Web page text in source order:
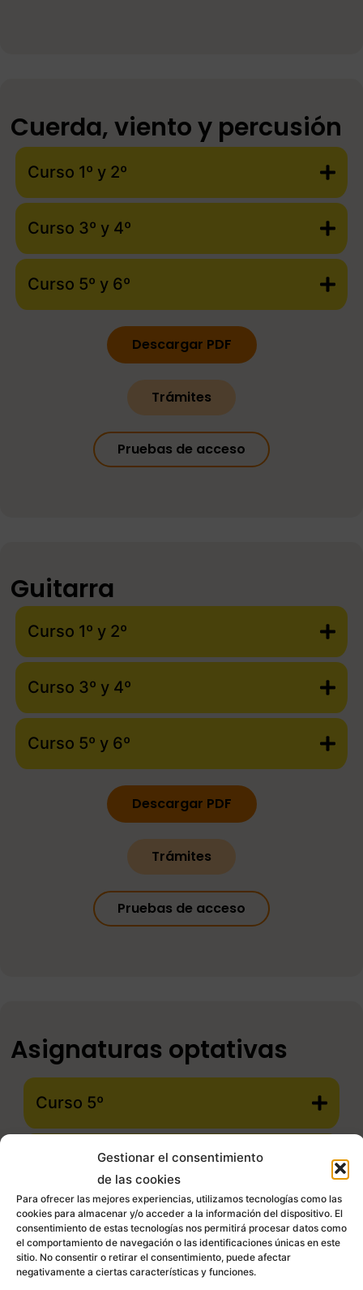
Gestionar el consentimiento
de las cookies
Para ofrecer las mejores experiencias, utilizamos tecnologías como las
cookies para almacenar y/o acceder a la información del dispositivo. El
consentimiento de estas tecnologías nos permitirá procesar datos como
el comportamiento de navegación o las identificaciones únicas en este
sitio. No consentir o retirar el consentimiento, puede afectar
negativamente a ciertas características y funciones.
Cuerda, viento y percusión
Curso 1º y 2º
Curso 3º y 4º
Curso 5º y 6º
Descargar PDF
Trámites
Pruebas de acceso
Guitarra
Curso 1º y 2º
Curso 3º y 4º
Curso 5º y 6º
Descargar PDF
Trámites
Pruebas de acceso
Asignaturas optativas
Curso 5º
Curso 6º
Descargar PDF
Trámites